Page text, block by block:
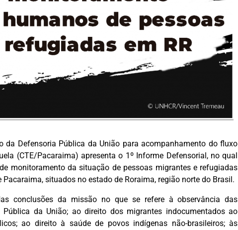
da Defensoria Pública da União para acompanhamento do fluxo
(CTE/Pacaraima) apresenta o 1º Informe Defensorial, no qual
monitoramento da situação de pessoas migrantes e refugiadas
situados no estado de Roraima, região norte do Brasil.
conclusões da missão no que se refere à observância das
da União; ao direito dos migrantes indocumentados ao
ao direito à saúde de povos indígenas não-brasileiros; às